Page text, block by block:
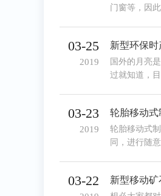
门窗等，因
建筑垃圾破
03-25
2019
国外的月亮
过就知道，
03-23
2019
轮胎移动
轮胎移动式
同，进行随
03-22 新型移动